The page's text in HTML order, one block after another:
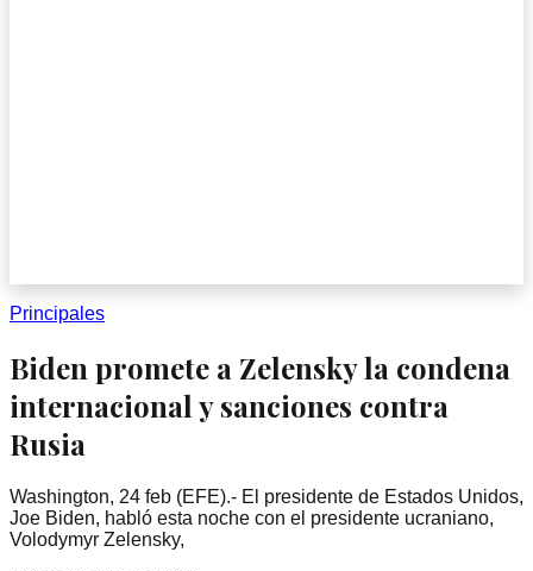
Principales
Biden promete a Zelensky la condena
internacional y sanciones contra
Rusia
Washington, 24 feb (EFE).- El presidente de Estados Unidos,
Joe Biden, habló esta noche con el presidente ucraniano,
Volodymyr Zelensky,